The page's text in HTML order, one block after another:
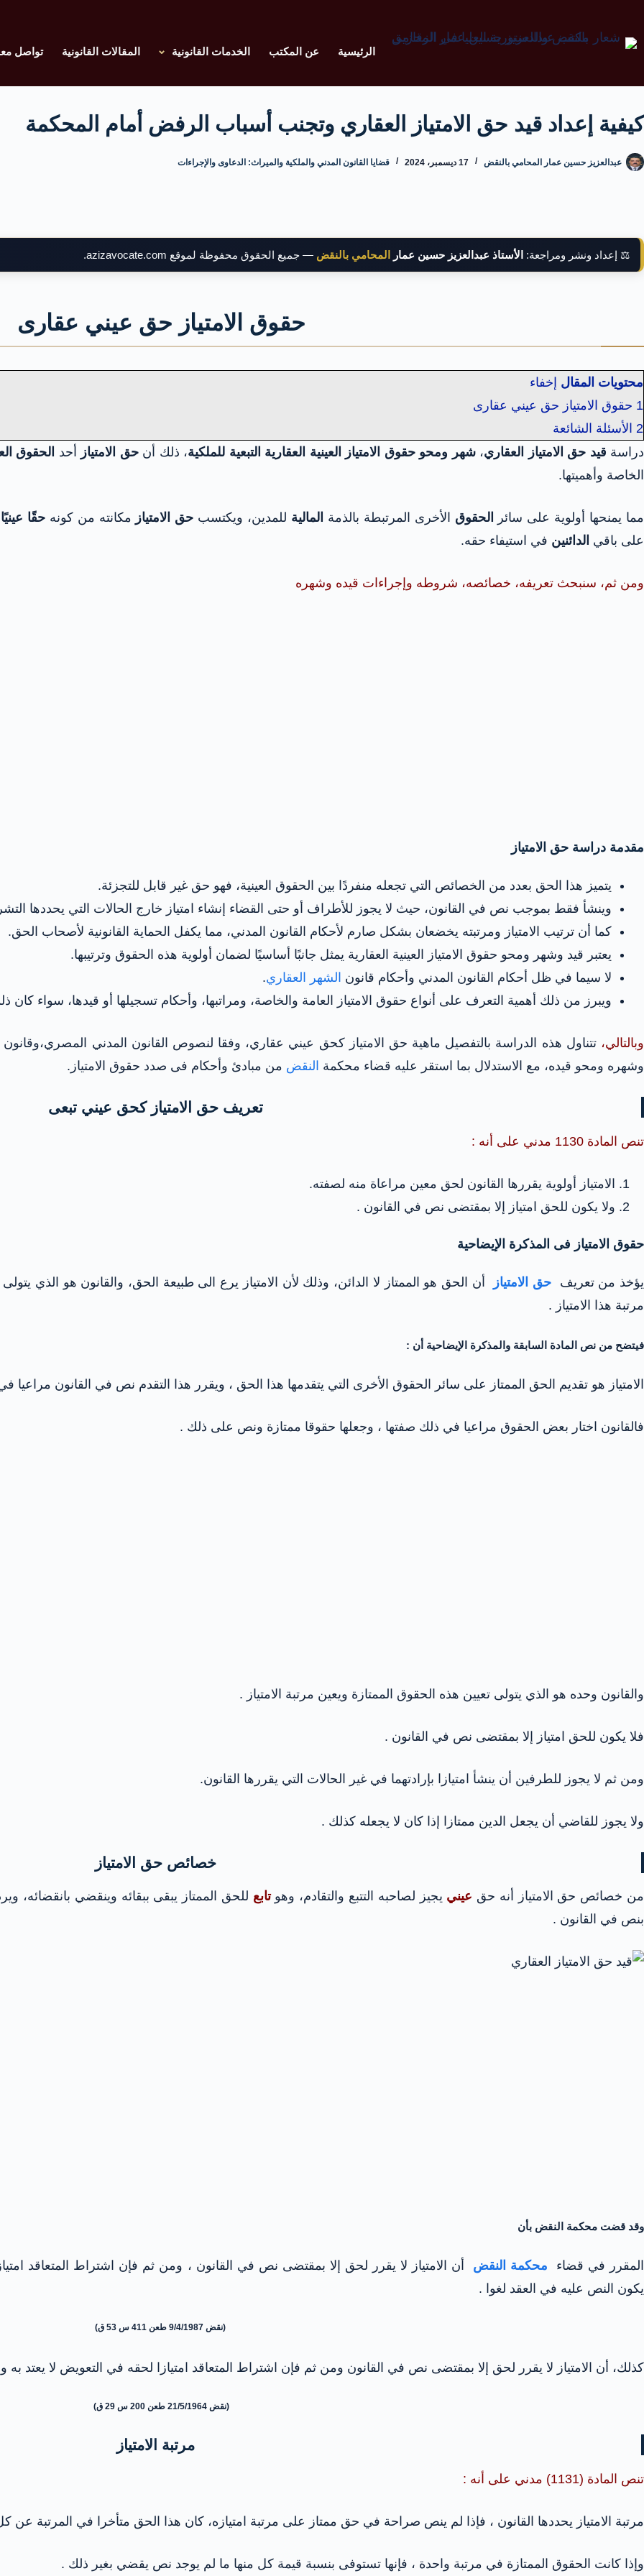
الرئيسية عن المكتب الخدمات القانونية المقالات القانونية تواصل
كيفية إعداد قيد حق الامتياز العقاري وتجنب أسباب الرفض أمام المحكمة
عبدالعزيز حسين عمار المحامي بالنقض 17 ديسمبر، 2024 قضايا القانون المدني والملكية والميراث: الدعاوى والإجراءات
⚖️ إعداد ونشر ومراجعة: الأستاذ عبدالعزيز حسين عمار المحامي بالنقض — جميع الحقوق محفوظة لموقع azizavocate.com.
حقوق الامتياز حق عيني عقارى
محتويات المقال إخفاء
1 حقوق الامتياز حق عيني عقارى
2 الأسئلة الشائعة
دراسة قيد حق الامتياز العقاري،شهر ومحو حقوق الامتياز العينية العقارية التبعية للملكية، ذلك أنحق الامتياز أحد الحقوق
الخاصة وأهميتها.
مما يمنحها أولوية على سائر الحقوق الأخرى المرتبطة بالذمة المالية للمدين، ويكتسب حق الامتياز مكانته من كونهحقًا
على باقي الدائنين في استيفاء حقه.
ومن ثم، سنبحث تعريفه، خصائصه، شروطه وإجراءات قيده وشهره
مقدمة دراسة حق الامتياز
يتميز هذا الحق بعدد من الخصائص التي تجعله منفردًا بين الحقوق العينية، فهو حق غير قابل للتجزئة.
وينشأ فقط بموجب نص في القانون، حيث لا يجوز للأطراف أو حتى القضاء إنشاء امتياز خارج الحالات التي يحددها
كما أن ترتيب الامتياز ومرتبته يخضعان بشكل صارم لأحكام القانون المدني، مما يكفل الحماية القانونية لأصحاب الحق.
يعتبر قيد وشهر ومحو حقوق الامتياز العينية العقارية يمثل جانبًا أساسيًا لضمان أولوية هذه الحقوق وترتيبها.
لا سيما في ظل أحكام القانون المدني وأحكام قانون الشهر العقاري.
ويبرز من ذلك أهمية التعرف على أنواع حقوق الامتياز العامة والخاصة، ومراتبها، وأحكام تسجيلها أو قيدها، سواء كان
وبالتالي، تتناول هذه الدراسة بالتفصيل ماهية حق الامتياز كحق عيني عقاري، وفقا لنصوص القانون المدني المصري،وقانون
وشهره ومحو قيده، مع الاستدلال بما استقر عليه قضاء محكمة النقض من مبادئ وأحكام فى صدد حقوق الامتياز.
تعريف حق الامتياز كحق عيني تبعى
تنص المادة 1130 مدني على أنه :
الامتياز أولوية يقررها القانون لحق معين مراعاة منه لصفته.
ولا يكون للحق امتياز إلا بمقتضى نص في القانون .
حقوق الامتياز فى المذكرة الإيضاحية
يؤخذ من تعريف حق الامتياز
أن الحق هو الممتاز لا الدائن، وذلك لأن الامتياز يرع الى طبيعة الحق، والقانون هو الذي
مرتبة هذا الامتياز .
فيتضح من نص المادة السابقة والمذكرة الإيضاحية أن :
الامتياز هو تقديم الحق الممتاز على سائر الحقوق الأخرى التي يتقدمها هذا الحق ، ويقرر هذا التقدم نص في القانون
فالقانون اختار بعض الحقوق مراعيا في ذلك صفتها ، وجعلها حقوقا ممتازة ونص على ذلك .
والقانون وحده هو الذي يتولى تعيين هذه الحقوق الممتازة ويعين مرتبة الامتياز .
فلا يكون للحق امتياز إلا بمقتضى نص في القانون .
ومن ثم لا يجوز للطرفين أن ينشأ امتيازا بإرادتهما في غير الحالات التي يقررها القانون.
ولا يجوز للقاضي أن يجعل الدين ممتازا إذا كان لا يجعله كذلك .
خصائص حق الامتياز
من خصائص حق الامتياز أنه حق عيني يجيز لصاحبه التتبع والتقادم، وهوتابع للحق الممتاز يبقى ببقائه وينقضي بانقضائه،
بنص في القانون .
وقد قضت محكمة النقض بأن
المقرر في قضاء محكمة النقض أن الامتياز لا يقرر لحق إلا بمقتضى نص في القانون ، ومن ثم فإن اشتراط المتعاقد
يكون النص عليه في العقد لغوا .
(نقض 9/4/1987 طعن 411 س 53 ق)
كذلك، أن الامتياز لا يقرر لحق إلا بمقتضى نص في القانون ومن ثم فإن اشتراط المتعاقد امتيازا لحقه في التعويض لا يعتد به
(نقض 21/5/1964 طعن 200 س 29 ق)
مرتبة الامتياز
تنص المادة (1131) مدني على أنه :
مرتبة الامتياز يحددها القانون ، فإذا لم ينص صراحة في حق ممتاز على مرتبة امتيازه، كان هذا الحق متأخرا في المرتبة عن
وإذا كانت الحقوق الممتازة في مرتبة واحدة ، فإنها تستوفى بنسبة قيمة كل منها ما لم يوجد نص يقضي بغير ذلك .